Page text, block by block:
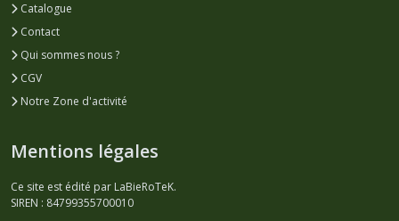
Catalogue
Contact
Qui sommes nous ?
CGV
Notre Zone d'activité
Mentions légales
Ce site est édité par LaBieRoTeK.
SIREN : 84799355700010